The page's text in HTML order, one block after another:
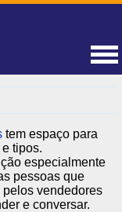
tem espaço para
tipos.
especialmente
pessoas que
vendedores
e conversar.